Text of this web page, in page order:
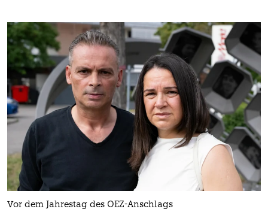
Vor dem Jahrestag des OEZ-Anschlags